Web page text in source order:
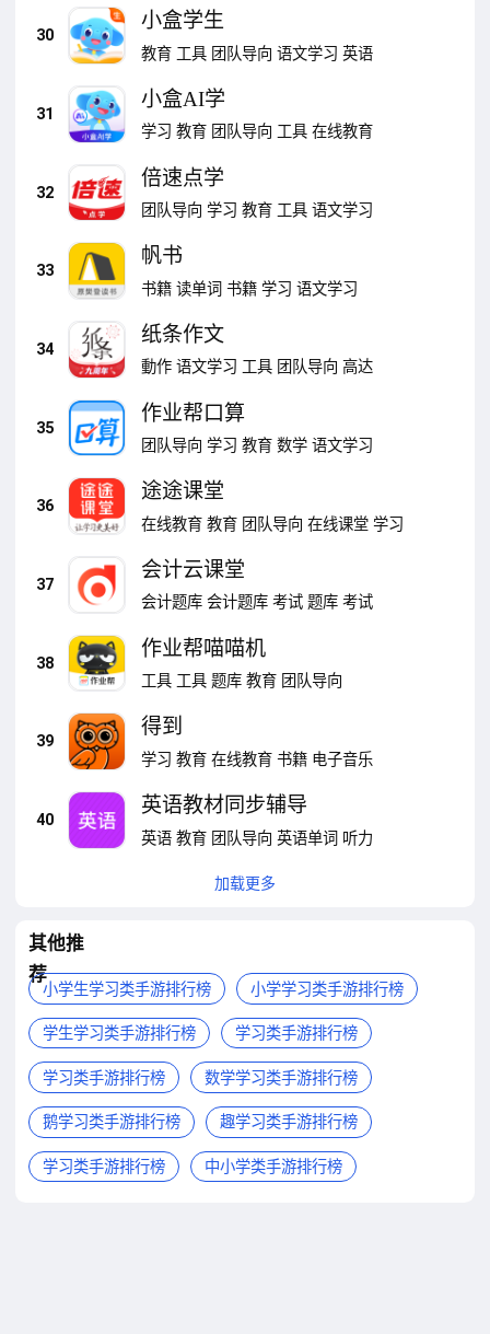
30
小盒学生
教育 工具 团队导向 语文学习 英语
31
小盒AI学
学习 教育 团队导向 工具 在线教育
32
倍速点学
团队导向 学习 教育 工具 语文学习
33
帆书
书籍 读单词 书籍 学习 语文学习
34
纸条作文
動作 语文学习 工具 团队导向 高达
35
作业帮口算
团队导向 学习 教育 数学 语文学习
36
途途课堂
在线教育 教育 团队导向 在线课堂 学习
37
会计云课堂
会计题库 会计题库 考试 题库 考试
38
作业帮喵喵机
工具 工具 题库 教育 团队导向
39
得到
学习 教育 在线教育 书籍 电子音乐
40
英语教材同步辅导
英语 教育 团队导向 英语单词 听力
加载更多
其他推
荐
小学生学习类手游排行榜 小学学习类手游排行榜
学生学习类手游排行榜 学习类手游排行榜
学习类手游排行榜 数学学习类手游排行榜
鹅学习类手游排行榜 趣学习类手游排行榜
学习类手游排行榜 中小学类手游排行榜